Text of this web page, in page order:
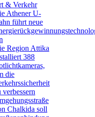
& Verkehr
Athener U-
führt neue
Region Attika
388
die
verbessern
Chalkida soll